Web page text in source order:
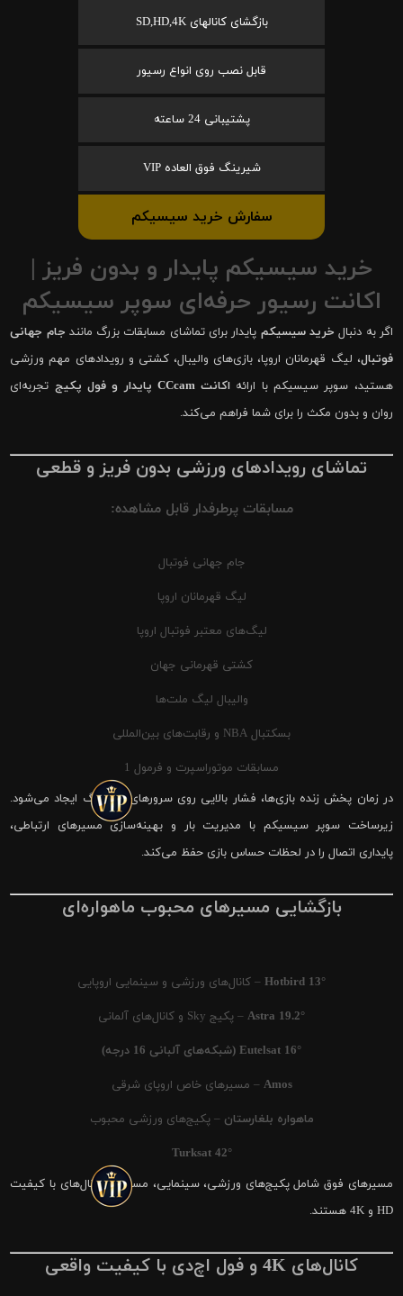
بازگشای کانالهای SD,HD,4K
قابل نصب روی انواع رسیور
پشتیبانی 24 ساعته
شیرینگ فوق العاده VIP
سفارش خرید سیسیکم
خرید سیسیکم پایدار و بدون فریز |
اکانت رسیور حرفه‌ای سوپر سیسیکم
اگر به دنبال خرید سیسیکم پایدار برای تماشای مسابقات بزرگ مانند جام جهانی
فوتبال، لیگ قهرمانان اروپا، بازی‌های والیبال، کشتی و رویدادهای مهم ورزشی
هستید، سوپر سیسیکم با ارائه اکانت CCcam پایدار و فول پکیج
تجربه‌ای
روان و بدون مکث را برای شما فراهم می‌کند.
تماشای رویدادهای ورزشی بدون فریز و قطعی
مسابقات پرطرفدار قابل مشاهده:
جام جهانی فوتبال
لیگ قهرمانان اروپا
لیگ‌های معتبر فوتبال اروپا
کشتی قهرمانی جهان
والیبال لیگ ملت‌ها
بسکتبال NBA و رقابت‌های بین‌المللی
مسابقات موتوراسپرت و فرمول 1
در زمان پخش زنده بازی‌ها، فشار بالایی روی سرورهای شیرینگ ایجاد می‌شود.
زیرساخت سوپر سیسیکم با مدیریت بار و بهینه‌سازی مسیرهای ارتباطی،
پایداری اتصال را در لحظات حساس بازی حفظ می‌کند.
بازگشایی مسیرهای محبوب ماهواره‌ای
Hotbird 13° – کانال‌های ورزشی و سینمایی اروپایی
Astra 19.2° – پکیج Sky و کانال‌های آلمانی
Eutelsat 16° (شبکه‌های آلبانی 16 درجه)
Amos – مسیرهای خاص اروپای شرقی
ماهواره بلغارستان – پکیج‌های ورزشی محبوب
Turksat 42°
مسیرهای فوق شامل پکیج‌های ورزشی، سینمایی، مستند و کانال‌های با کیفیت
HD و 4K هستند.
کانال‌های 4K و فول اچ‌دی با کیفیت واقعی